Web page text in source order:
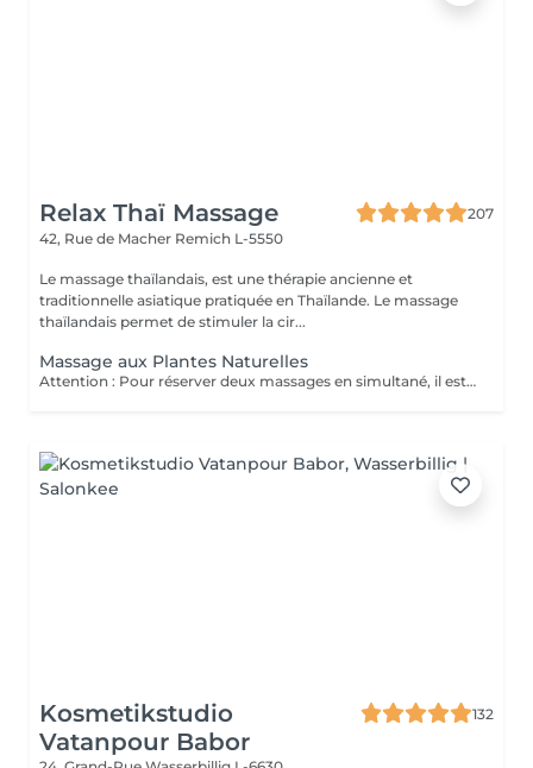
Relax Thaï Massage
207
42, Rue de Macher Remich L-5550
Le massage thaïlandais, est une thérapie ancienne et
traditionnelle asiatique pratiquée en Thaïlande. Le massage
thaïlandais permet de stimuler la cir...
Massage aux Plantes Naturelles
Attention : Pour réserver deux massages en simultané, il est nécessaire de procéder à deux réservations séparées. Ajouter deux services dans une seule réservation entraînera la programmation des rendez-vous l'un après l'autre, et non en même temps. Si besoin, vous pouvez également nous contacter par téléphone au 691 603 983. Merci !
Kosmetikstudio
Vatanpour Babor
132